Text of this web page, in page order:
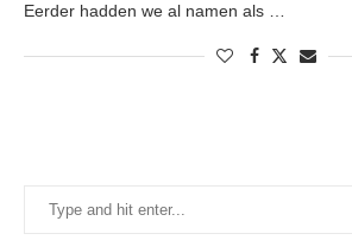
Eerder hadden we al namen als …